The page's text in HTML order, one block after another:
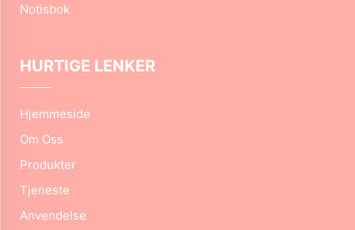
Notisbok
HURTIGE LENKER
Hjemmeside
Om Oss
Produkter
Tjeneste
Anvendelse